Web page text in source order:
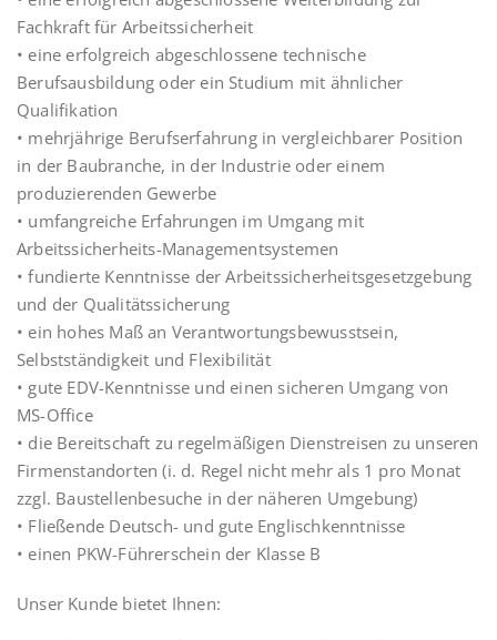
Fachkraft für Arbeitssicherheit
• eine erfolgreich abgeschlossene technische
Berufsausbildung oder ein Studium mit ähnlicher
Qualifikation
• mehrjährige Berufserfahrung in vergleichbarer Position
in der Baubranche, in der Industrie oder einem
produzierenden Gewerbe
• umfangreiche Erfahrungen im Umgang mit
Arbeitssicherheits-Managementsystemen
• fundierte Kenntnisse der Arbeitssicherheitsgesetzgebung
und der Qualitätssicherung
• ein hohes Maß an Verantwortungsbewusstsein,
Selbstständigkeit und Flexibilität
• gute EDV-Kenntnisse und einen sicheren Umgang von
MS-Office
• die Bereitschaft zu regelmäßigen Dienstreisen zu unseren
Firmenstandorten (i. d. Regel nicht mehr als 1 pro Monat
zzgl. Baustellenbesuche in der näheren Umgebung)
• Fließende Deutsch- und gute Englischkenntnisse
• einen PKW-Führerschein der Klasse B
Unser Kunde bietet Ihnen: